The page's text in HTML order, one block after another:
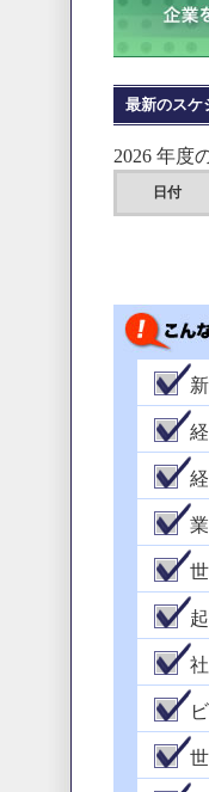
最新のスケ
2026 年度
日付